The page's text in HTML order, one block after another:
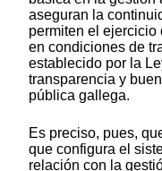
aseguran la
permiten el
en condiciones de
establecido por la
transparencia y
pública gallega.
Es preciso, pues,
que configura el
relación con la